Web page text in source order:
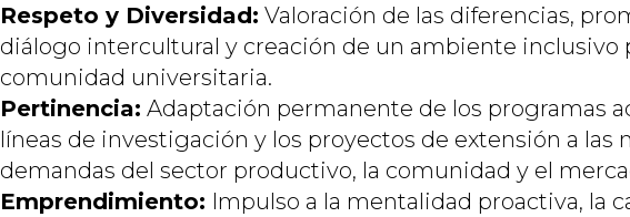
Respeto y Diversidad: Valoración de las diferencias,
diálogo intercultural y creación de un ambiente inclusivo
comunidad universitaria.
Pertinencia: Adaptación permanente de los programas
líneas de investigación y los proyectos de extensión a las
demandas del sector productivo, la comunidad y el
Emprendimiento: Impulso a la mentalidad proactiva, la